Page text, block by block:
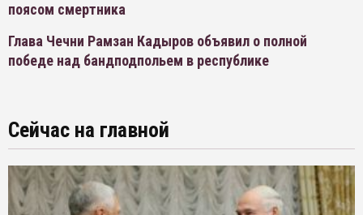
поясом смертника
Глава Чечни Рамзан Кадыров объявил о полной
победе над бандподпольем в республике
Сейчас на главной